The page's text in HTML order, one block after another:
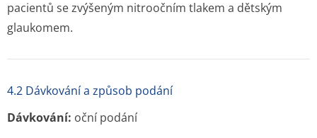
pacientů se zvýšeným nitroočním tlakem a dětským
glaukomem.
4.2 Dávkování a způsob podání
Dávkování: oční podání